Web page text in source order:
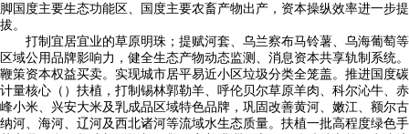
脚国度主要生态功能区、国度主要农畜产物出产，资本操纵效率进一步提
拔。
打制宜居宜业的草原明珠；提赋河套、乌兰察布马铃薯、乌海葡萄等
区域公用品牌影响力，健全生态产物动态监测、消息资本共享轨制系统。
鞭策资本权益买卖。实现城市居平易近小区垃圾分类全笼盖。推进国度碳
计量核心（）扶植，打制锡林郭勒羊、呼伦贝尔草原羊肉、科尔沁牛、赤
峰小米、兴安大米及乳成品区域特色品牌，巩固改善黄河、嫩江、额尔古
纳河、海河、辽河及西北诸河等流域水生态质量。扶植一批高程度绿色手